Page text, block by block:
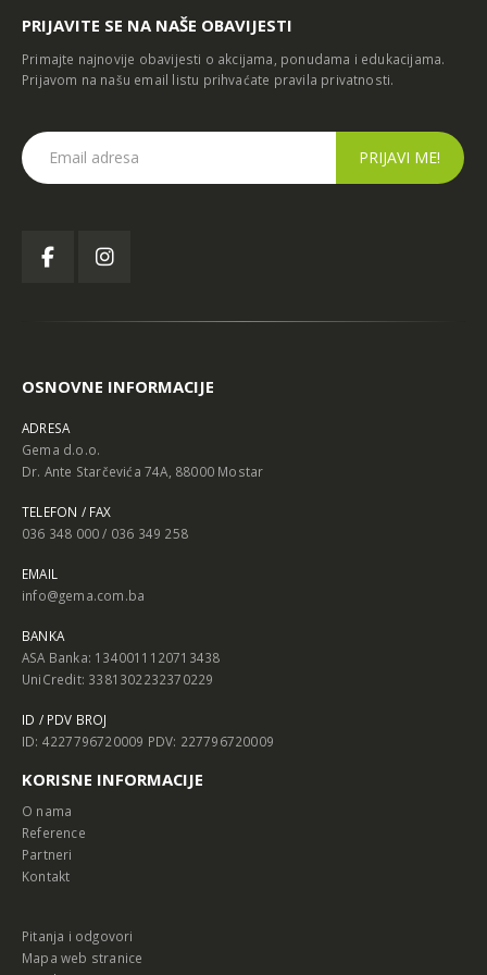
PRIJAVITE SE NA NAŠE OBAVIJESTI
Primajte najnovije obavijesti o akcijama, ponudama i edukacijama.
Prijavom na našu email listu prihvaćate pravila privatnosti.
OSNOVNE INFORMACIJE
ADRESA
Gema d.o.o.
Dr. Ante Starčevića 74A, 88000 Mostar
TELEFON / FAX
036 348 000 / 036 349 258
EMAIL
info@gema.com.ba
BANKA
ASA Banka: 1340011120713438
UniCredit: 3381302232370229
ID / PDV BROJ
ID: 4227796720009 PDV: 227796720009
KORISNE INFORMACIJE
O nama
Reference
Partneri
Kontakt
Pitanja i odgovori
Mapa web stranice